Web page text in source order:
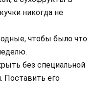
никогда не
чтобы было что
без специальной
его